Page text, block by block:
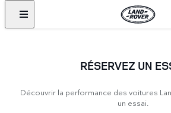
RÉSERVEZ UN
Découvrir la performance des voitures
un essai.